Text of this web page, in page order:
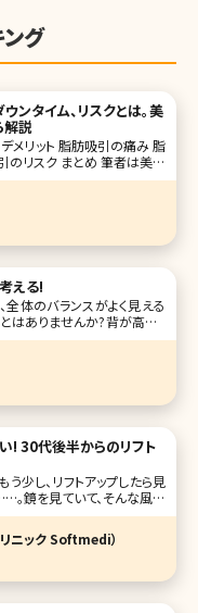
グ
ンタイム、リスクとは。美
解説
まとめ 筆者は美容
な美容医療による治療を行
が大きかったため、美容皮
える!
全体のバランスがよく見える
ありませんか?背が高くて
えればバランスの取れた体
いう印象を与えることがで
るきゅっと引き締まった小
! 30代後半からのリフト
少し、リフトアップしたら見
鏡を見ていて、そんな風に
ジングサインの中でもコスメ
、たるみ。しかし現在では、
ーチできるようになってい
リニック Softmedi）